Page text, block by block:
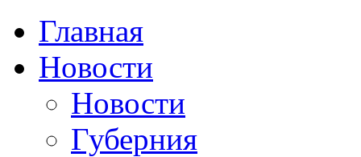
Главная
Новости
Новости
Губерния